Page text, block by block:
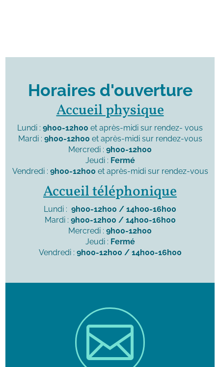
Horaires d'ouverture
Accueil physique
Lundi : 9h00-12h00 et après-midi sur rendez- vous
Mardi : 9h00-12h00 et après-midi sur rendez-vous
Mercredi : 9h00-12h00
Jeudi : Fermé
Vendredi : 9h00-12h00 et après-midi sur rendez-vous
Accueil téléphonique
Lundi : 9h00-12h00 / 14h00-16h00
Mardi : 9h00-12h00 / 14h00-16h00
Mercredi : 9h00-12h00
Jeudi : Fermé
Vendredi : 9h00-12h00 / 14h00-16h00
